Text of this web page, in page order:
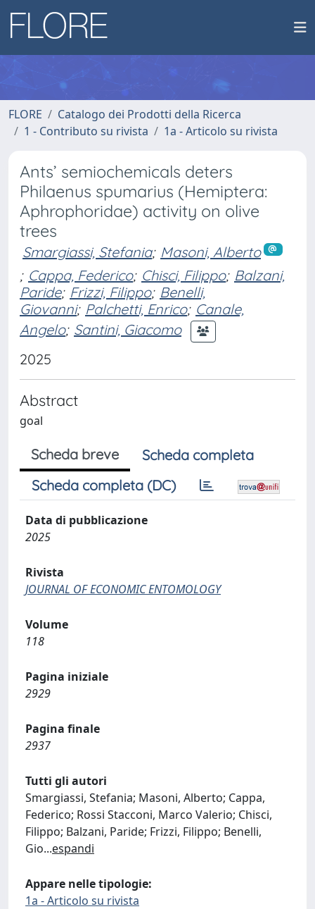
FLORE
Catalogo dei Prodotti della Ricerca
1 - Contributo su rivista
1a - Articolo su rivista
Ants’ semiochemicals deters
Philaenus spumarius (Hemiptera:
Aphrophoridae) activity on olive
trees
Smargiassi, Stefania; Masoni, Alberto
; Cappa, Federico; Chisci, Filippo; Balzani,
Paride; Frizzi, Filippo; Benelli,
Giovanni; Palchetti, Enrico; Canale,
Angelo; Santini, Giacomo
2025
Abstract
goal
Scheda breve
Scheda completa
Scheda completa (DC)
Data di pubblicazione
2025
Rivista
JOURNAL OF ECONOMIC ENTOMOLOGY
Volume
118
Pagina iniziale
2929
Pagina finale
2937
Tutti gli autori
Smargiassi, Stefania; Masoni, Alberto; Cappa,
Federico; Rossi Stacconi, Marco Valerio; Chisci,
Filippo; Balzani, Paride; Frizzi, Filippo; Benelli,
Gio...espandi
Appare nelle tipologie:
1a - Articolo su rivista